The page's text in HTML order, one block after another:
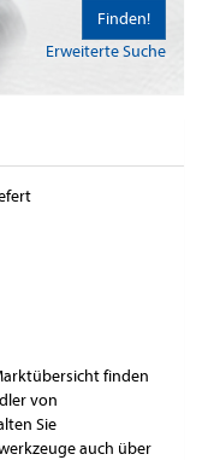
Erweiterte Suche
Finden!
finden
von
Sie
auch über